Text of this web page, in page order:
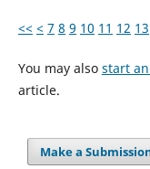
<< < 7 8 9 10 11 12 13
You may also start
article.
Make a